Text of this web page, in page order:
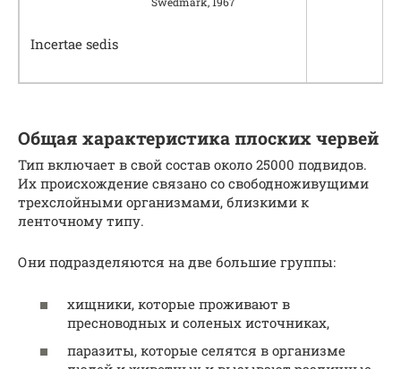
Incertae sedis
Общая характеристика плоских червей
Тип включает в свой состав около 25000 подвидов.
Их происхождение связано со свободноживущими
трехслойными организмами, близкими к
ленточному типу.
Они подразделяются на две большие группы:
хищники, которые проживают в
пресноводных и соленых источниках,
паразиты, которые селятся в организме